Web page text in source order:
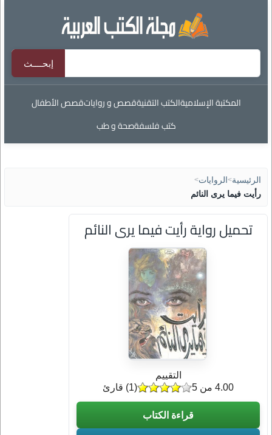
المكتبة الإسلاميةالكتب التقنيةقصص و رواياتقصص الأطفال
كتب فلسفةصحة و طب
الرئيسية> الروايات>
رأيت فيما يرى النائم
تحميل رواية رأيت فيما يرى النائم
التقييم
(
1) قارئ 4.00 من 5
قراءة الكتاب